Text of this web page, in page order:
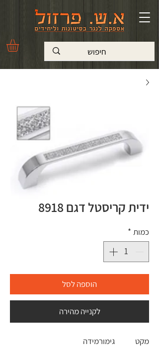
ידית קריסטל דגם 8918
כמות *
הוספה לסל
לקנייה מהירה
מקט גימורמידה